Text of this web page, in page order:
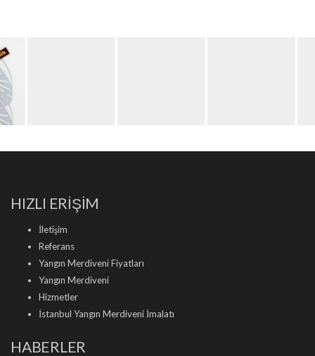
HIZLI ERİŞİM
İletişim
Referans
Yangın Merdiveni Fiyatları
Yangın Merdiveni
Hizmetler
İstanbul Yangın Merdiveni İmalatı
HABERLER